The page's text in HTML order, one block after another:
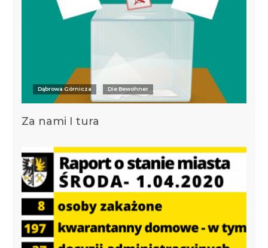
Dąbrowa Górnicza Die Bewohner
Za nami I tura